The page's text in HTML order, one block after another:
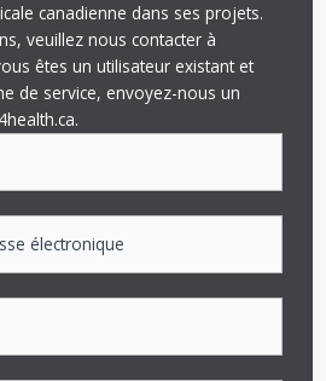
canadienne dans ses projets.
veuillez nous contacter à
êtes un utilisateur existant et
de service, envoyez-nous un
.